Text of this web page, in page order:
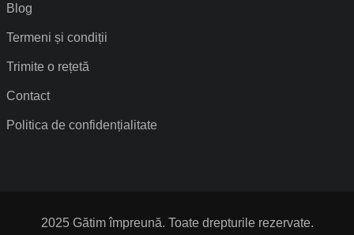
Blog
Termeni și condiții
Trimite o rețetă
Contact
Politica de confidențialitate
2025 Gătim împreună. Toate drepturile rezervate.